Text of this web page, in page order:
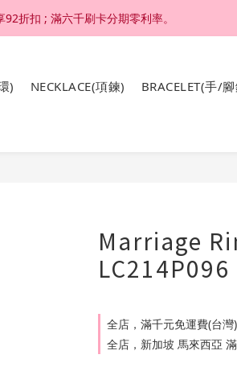
折扣 ; 滿六千刷卡分期零利率。
折扣 ; 滿六千刷卡分期零利率。
92折扣 ; 滿六千刷卡分期零利率。
) NECKLACE(項鍊) BRACELET(手/
Marriage
LC214P096
全店，滿千元免運費(台灣)
全店，新加坡 馬來西亞